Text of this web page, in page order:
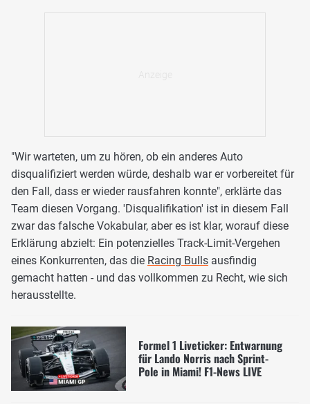
"Wir warteten, um zu hören, ob ein anderes Auto
disqualifiziert werden würde, deshalb war er vorbereitet für
den Fall, dass er wieder rausfahren konnte", erklärte das
Team diesen Vorgang. 'Disqualifikation' ist in diesem Fall
zwar das falsche Vokabular, aber es ist klar, worauf diese
Erklärung abzielt: Ein potenzielles Track-Limit-Vergehen
eines Konkurrenten, das die Racing Bulls ausfindig
gemacht hatten - und das vollkommen zu Recht, wie sich
herausstellte.
Formel 1 Liveticker: Entwarnung
für Lando Norris nach Sprint-
Pole in Miami! F1-News LIVE